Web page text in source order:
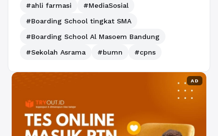
#ahli farmasi
#MediaSosial
#Boarding School tingkat SMA
#Boarding School Al Masoem Bandung
#Sekolah Asrama
#bumn #cpns
AD